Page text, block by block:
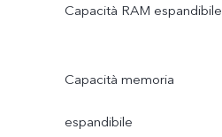
Capacità RAM espandibile
Capacità memoria
espandibile